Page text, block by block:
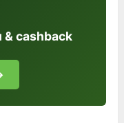
cashback